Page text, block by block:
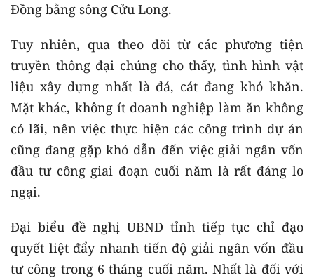
Đồng bằng sông Cửu Long.
Tuy nhiên, qua theo dõi từ các phương tiện
truyền thông đại chúng cho thấy, tình hình vật
liệu xây dựng nhất là đá, cát đang khó khăn.
Mặt khác, không ít doanh nghiệp làm ăn không
có lãi, nên việc thực hiện các công trình dự án
cũng đang gặp khó dẫn đến việc giải ngân vốn
đầu tư công giai đoạn cuối năm là rất đáng lo
ngại.
Đại biểu đề nghị UBND tỉnh tiếp tục chỉ đạo
quyết liệt đẩy nhanh tiến độ giải ngân vốn đầu
tư công trong 6 tháng cuối năm. Nhất là đối với